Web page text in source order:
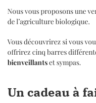
Nous vous proposons une
de l’agriculture biologique.
Vous découvrirez si vous
offrirez cinq barres
bienveillantset sympas.
Un cadeau à